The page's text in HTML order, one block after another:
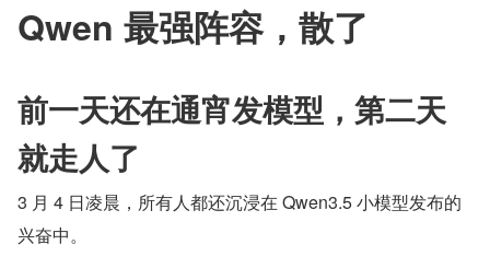
Qwen 最强阵容，散了
前一天还在通宵发模型，第二天
就走人了
3 月 4 日凌晨，所有人都还沉浸在 Qwen3.5 小模型发布的
兴奋中。